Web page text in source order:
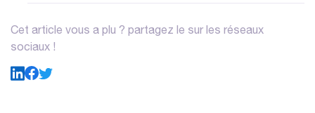
Cet article vous a plu ? partagez le sur les réseaux
sociaux !